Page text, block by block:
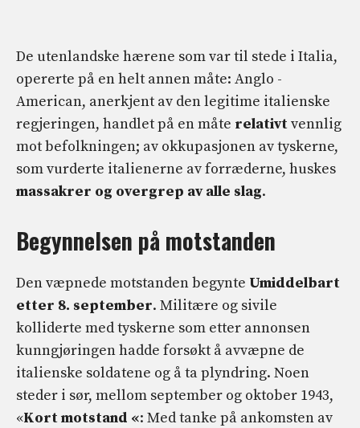
De utenlandske hærene som var til stede i Italia,
opererte på en helt annen måte: Anglo -
American, anerkjent av den legitime italienske
regjeringen, handlet på en måte relativtvennlig
mot befolkningen; av okkupasjonen av tyskerne,
som vurderte italienerne av forræderne, huskes
massakrer og overgrep av alle slag.
Begynnelsen på motstanden
Den væpnede motstanden begynte Umiddelbart
etter 8. september. Militære og sivile
kolliderte med tyskerne som etter annonsen
kunngjøringen hadde forsøkt å avvæpne de
italienske soldatene og å ta plyndring. Noen
steder i sør, mellom september og oktober 1943,
«Kort motstand «: Med tanke på ankomsten av